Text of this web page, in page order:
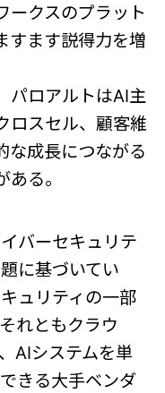
ークスのプラット
すます説得力を増
パロアルトはAI主
ロスセル、顧客維
な成長につながる
る。
バーセキュリテ
に基づいてい
ュリティの一部
れともクラウ
AIシステムを単
きる大手ベンダ